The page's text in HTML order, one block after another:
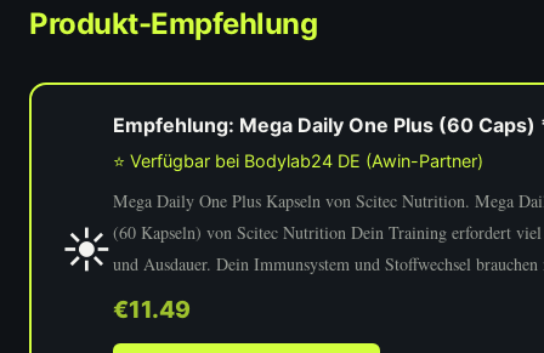
Produkt-Empfehlung
☀️
Empfehlung: Mega Daily One Plus (60 Caps)
⭐ Verfügbar bei Bodylab24 DE (Awin-Partner)
Mega Daily One Plus Kapseln von Scitec Nutrition. Mega
(60 Kapseln) von Scitec Nutrition Dein Training erfordert
und Ausdauer. Dein Immunsystem und Stoffwechsel brauchen
€11.49